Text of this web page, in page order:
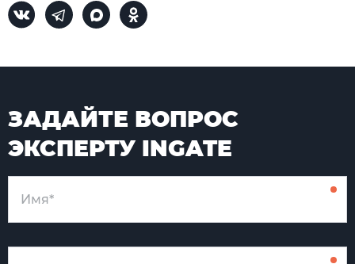
ЗАДАЙТЕ ВОПРОС
ЭКСПЕРТУ INGATE